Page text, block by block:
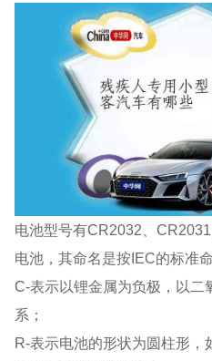
电池型号有CR2032、
电池，其命名是按IEC的标准
C-表示以锂金属为负极，以二
系；
R-表示电池的形状为圆柱形，